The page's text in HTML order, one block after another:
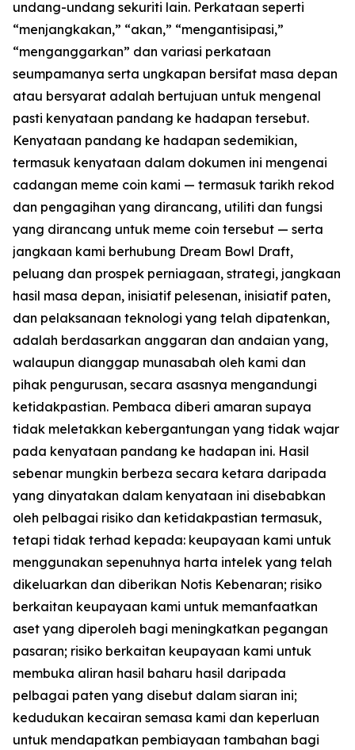
undang-undang sekuriti lain. Perkataan seperti
“menjangkakan,” “akan,” “mengantisipasi,”
“menganggarkan” dan variasi perkataan
seumpamanya serta ungkapan bersifat masa depan
atau bersyarat adalah bertujuan untuk mengenal
pasti kenyataan pandang ke hadapan tersebut.
Kenyataan pandang ke hadapan sedemikian,
termasuk kenyataan dalam dokumen ini mengenai
cadangan meme coin kami — termasuk tarikh rekod
dan pengagihan yang dirancang, utiliti dan fungsi
yang dirancang untuk meme coin tersebut — serta
jangkaan kami berhubung Dream Bowl Draft,
peluang dan prospek perniagaan, strategi, jangkaan
hasil masa depan, inisiatif pelesenan, inisiatif paten,
dan pelaksanaan teknologi yang telah dipatenkan,
adalah berdasarkan anggaran dan andaian yang,
walaupun dianggap munasabah oleh kami dan
pihak pengurusan, secara asasnya mengandungi
ketidakpastian. Pembaca diberi amaran supaya
tidak meletakkan kebergantungan yang tidak wajar
pada kenyataan pandang ke hadapan ini. Hasil
sebenar mungkin berbeza secara ketara daripada
yang dinyatakan dalam kenyataan ini disebabkan
oleh pelbagai risiko dan ketidakpastian termasuk,
tetapi tidak terhad kepada: keupayaan kami untuk
menggunakan sepenuhnya harta intelek yang telah
dikeluarkan dan diberikan Notis Kebenaran; risiko
berkaitan keupayaan kami untuk memanfaatkan
aset yang diperoleh bagi meningkatkan pegangan
pasaran; risiko berkaitan keupayaan kami untuk
membuka aliran hasil baharu hasil daripada
pelbagai paten yang disebut dalam siaran ini;
kedudukan kecairan semasa kami dan keperluan
untuk mendapatkan pembiayaan tambahan bagi